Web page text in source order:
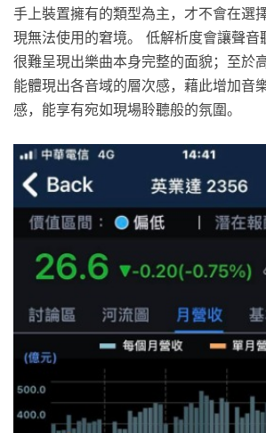
手上裝置擁有的類型為主，才不會在選
現無法使用的窘境。 低解析度會讓聲音
很難呈現出樂曲本身完整的面貌；至於
能體現出各音域的層次感，藉此增加音
感，能享有宛如現場聆聽般的氛圍。